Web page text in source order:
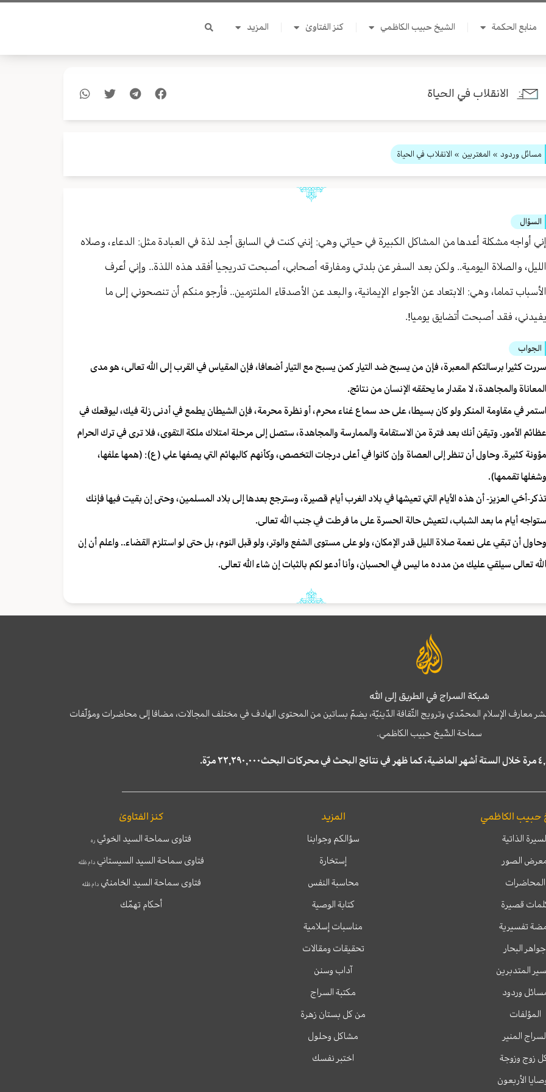
منابع الحكمة الشيخ حبيب الكاظمي كنز الفتاوىٰ المزيد
الانقلاب في الحياة
مسائل وردود » المغتربين » الانقلاب في الحياة
السؤال
إني أواجه مشكلة أعدها من المشاكل الكبيرة في حياتي وهي: إنني كنت في السابق أجد لذة في العبادة مثل: الدعاء، وصلاه
الليل، والصلاة اليومية.. ولكن بعد السفر عن بلدتي ومفارقه أصحابي، أصبحت تدريجيا أفقد هذه اللذة.. وإني أعرف
الأسباب تماما، وهي: الابتعاد عن الأجواء الإيمانية، والبعد عن الأصدقاء الملتزمين.. فأرجو منكم أن تنصحوني إلى ما
يفيدني، فقد أصبحت أتضايق يوميا!.
الجواب
سررت كثيرا برسالتكم المعبرة، فإن من يسبح ضد التيار كمن يسبح مع التيار أضعافا، فإن المقياس في القرب إلى الله تعالى، هو مدى
المعاناة والمجاهدة، لا مقدار ما يحققه الإنسان من نتائج.
استمر في مقاومة المنكر ولو كان بسيطا، على حد سماع غناء محرم، أو نظرة محرمة، فإن الشيطان يطمع في أدنى زلة فيك، ليوقعك في
عظائم الأمور. وتيقن أنك بعد فترة من الاستقامة والممارسة والمجاهدة، ستصل إلى مرحلة امتلاك ملكة التقوى، فلا ترى في ترك الحرام
مؤونة كثيرة. وحاول أن تنظر إلى العصاة وإن كانوا في أعلى درجات التخصص، وكأنهم كالبهائم التي يصفها علي (ع): (همها علفها،
وشغلها تقممها).
تذكر-أخي العزيز- أن هذه الأيام التي تعيشها في بلاد الغرب أيام قصيرة، وسترجع بعدها إلى بلاد المسلمين، وحتى إن بقيت فيها فإنك
ستواجه أيام ما بعد الشباب، لتعيش حالة الحسرة على ما فرطت في جنب الله تعالى.
وحاول أن تبقي على نعمة صلاة الليل قدر الإمكان، ولو على مستوى الشفع والوتر، ولو قبل النوم، بل حتى لو استلزم القضاء.. واعلم أن إن
الله تعالى سيلقي عليك من مدده ما ليس في الحسبان، وأنا أدعو لكم بالثبات إن شاء الله تعالى.
شبكة السراج في الطريق إلى الله
معارف الإسلام المحمّدي وترويج الثّقافة الدّينيّة، يضمّ بساتين من المحتوى الهادف في مختلف المجالات، مضافا إلى محاضرات ومؤلّفات
سماحة الشّيخ حبيب الكاظمي.
حبيب الكاظمي
الذاتية
الصور
المحاضرات
قصيرة
تفسيرية
جواهر البحار
المتدبرين
وردود
المؤلفات
المنير
زوج وزوجة
الأربعون
المزيد
سؤالكم وجوابنا
إستخارة
محاسبة النفس
كتابة الوصية
مناسبات إسلامية
تحقيقات ومقالات
آداب وسنن
مكتبة السراج
من كل بستان زهرة
مشاكل وحلول
اختبر نفسك
كنز الفتاوىٰ
فتاوى سماحة السيد الخوئي ره
فتاوى سماحة السيد السيستاني دام ظله
فتاوى سماحة السيد الخامنئيدام ظله
أحكام تهمّك